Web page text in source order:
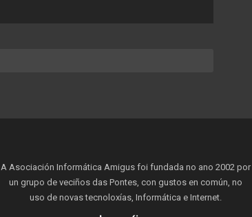
A Asociación Informática Amigus foi fundada no ano 2002 por
un grupo de veciños das Pontes, con gustos en común, no
uso de novas tecnoloxías, Informática e Internet.